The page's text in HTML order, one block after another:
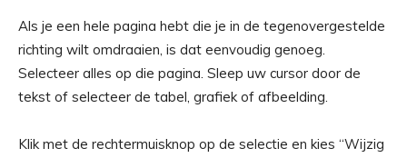
Als je een hele pagina hebt die je in de tegenovergestelde
richting wilt omdraaien, is dat eenvoudig genoeg.
Selecteer alles op die pagina. Sleep uw cursor door de
tekst of selecteer de tabel, grafiek of afbeelding.
Klik met de rechtermuisknop op de selectie en kies “Wijzig